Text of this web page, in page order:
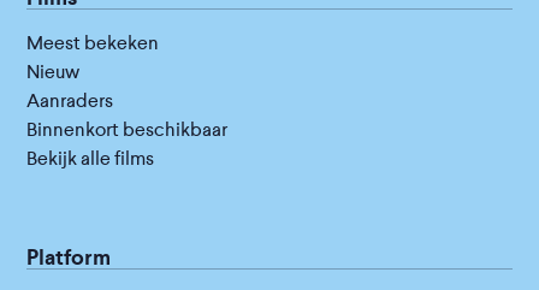
Meest bekeken
Nieuw
Aanraders
Binnenkort beschikbaar
Bekijk alle films
Platform